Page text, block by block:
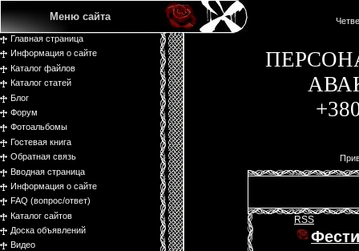
Меню сайта
Главная страница
Информация о сайте
Каталог файлов
Каталог статей
Блог
Форум
Фотоальбомы
Гостевая книга
Обратная связь
Вводная страница
Информация о сайте
FAQ (вопрос/ответ)
Каталог сайтов
Доска объявлений
Видео
RSS